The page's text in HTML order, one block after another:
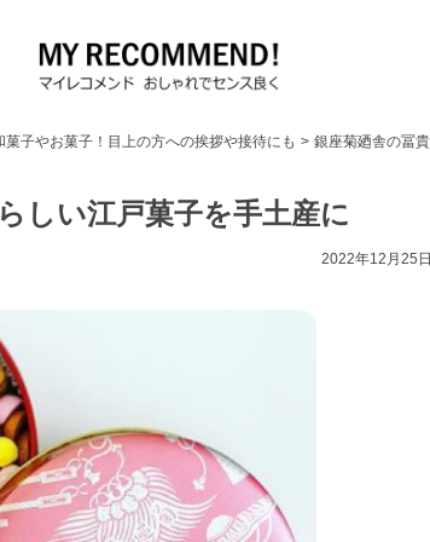
菓子やお菓子！目上の方への挨拶や接待にも > 銀座菊廼舎の冨
しい江戸菓子を手土産に
2022年12月25